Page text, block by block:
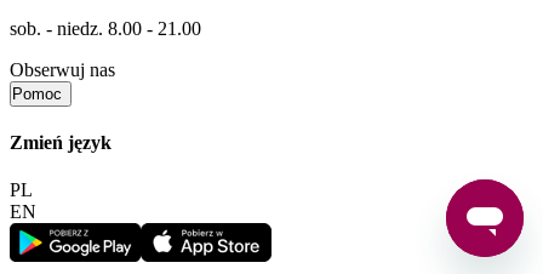
sob. - niedz. 8.00 - 21.00
Obserwuj nas
Pomoc
Zmień język
PL
EN